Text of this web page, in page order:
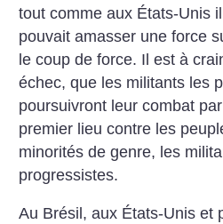
tout comme aux États-Unis
pouvait amasser une force
le coup de force. Il est à
échec, que les militants les
poursuivront leur combat
premier lieu contre les
minorités de genre, les
progressistes.
Au Brésil, aux États-Unis et